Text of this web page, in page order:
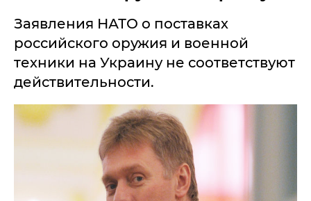
Заявления НАТО о поставках
российского оружия и военной
техники на Украину не соответствуют
действительности.